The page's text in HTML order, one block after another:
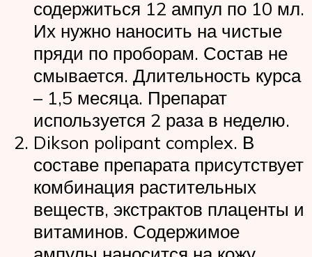
содержиться 12 ампул по 10 мл.
Их нужно наносить на чистые
пряди по проборам. Состав не
смывается. Длительность курса
– 1,5 месяца. Препарат
используется 2 раза в неделю.
Dikson polipant complex. В
составе препарата присутствует
комбинация растительных
веществ, экстрактов плаценты и
витаминов. Содержимое